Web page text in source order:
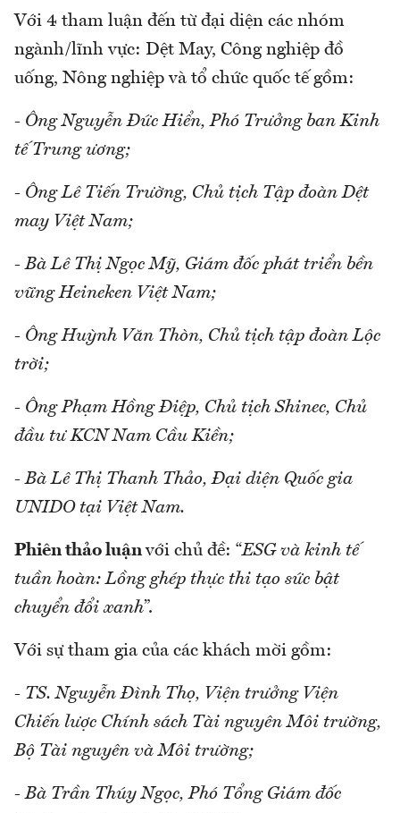
Với 4 tham luận đến từ đại diện các nhóm
ngành/lĩnh vực: Dệt May, Công nghiệp đồ
uống, Nông nghiệp và tổ chức quốc tế gồm:
- Ông Nguyễn Đức Hiển, Phó Trưởng ban Kinh
tế Trung ương;
- Ông Lê Tiến Trường, Chủ tịch Tập đoàn Dệt
may Việt Nam;
- Bà Lê Thị Ngọc Mỹ, Giám đốc phát triển bền
vững Heineken Việt Nam;
- Ông Huỳnh Văn Thòn, Chủ tịch tập đoàn Lộc
trời;
- Ông Phạm Hồng Điệp, Chủ tịch Shinec, Chủ
đầu tư KCN Nam Cầu Kiền;
- Bà Lê Thị Thanh Thảo, Đại diện Quốc gia
UNIDO tại Việt Nam.
Phiên thảo luậnvới chủ đề: “ESG và kinh tế
tuần hoàn: Lồng ghép thực thi tạo sức bật
chuyển đổi xanh”.
Với sự tham gia của các khách mời gồm:
- TS. Nguyễn Đình Thọ, Viện trưởng Viện
Chiến lược Chính sách Tài nguyên Môi trường,
Bộ Tài nguyên và Môi trường;
- Bà Trần Thúy Ngọc, Phó Tổng Giám đốc